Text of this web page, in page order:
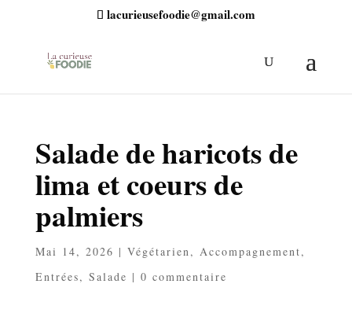
lacurieusefoodie@gmail.com
Salade de haricots de
lima et coeurs de
palmiers
Mai 14, 2026 | Végétarien, Accompagnement,
Entrées, Salade | 0 commentaire